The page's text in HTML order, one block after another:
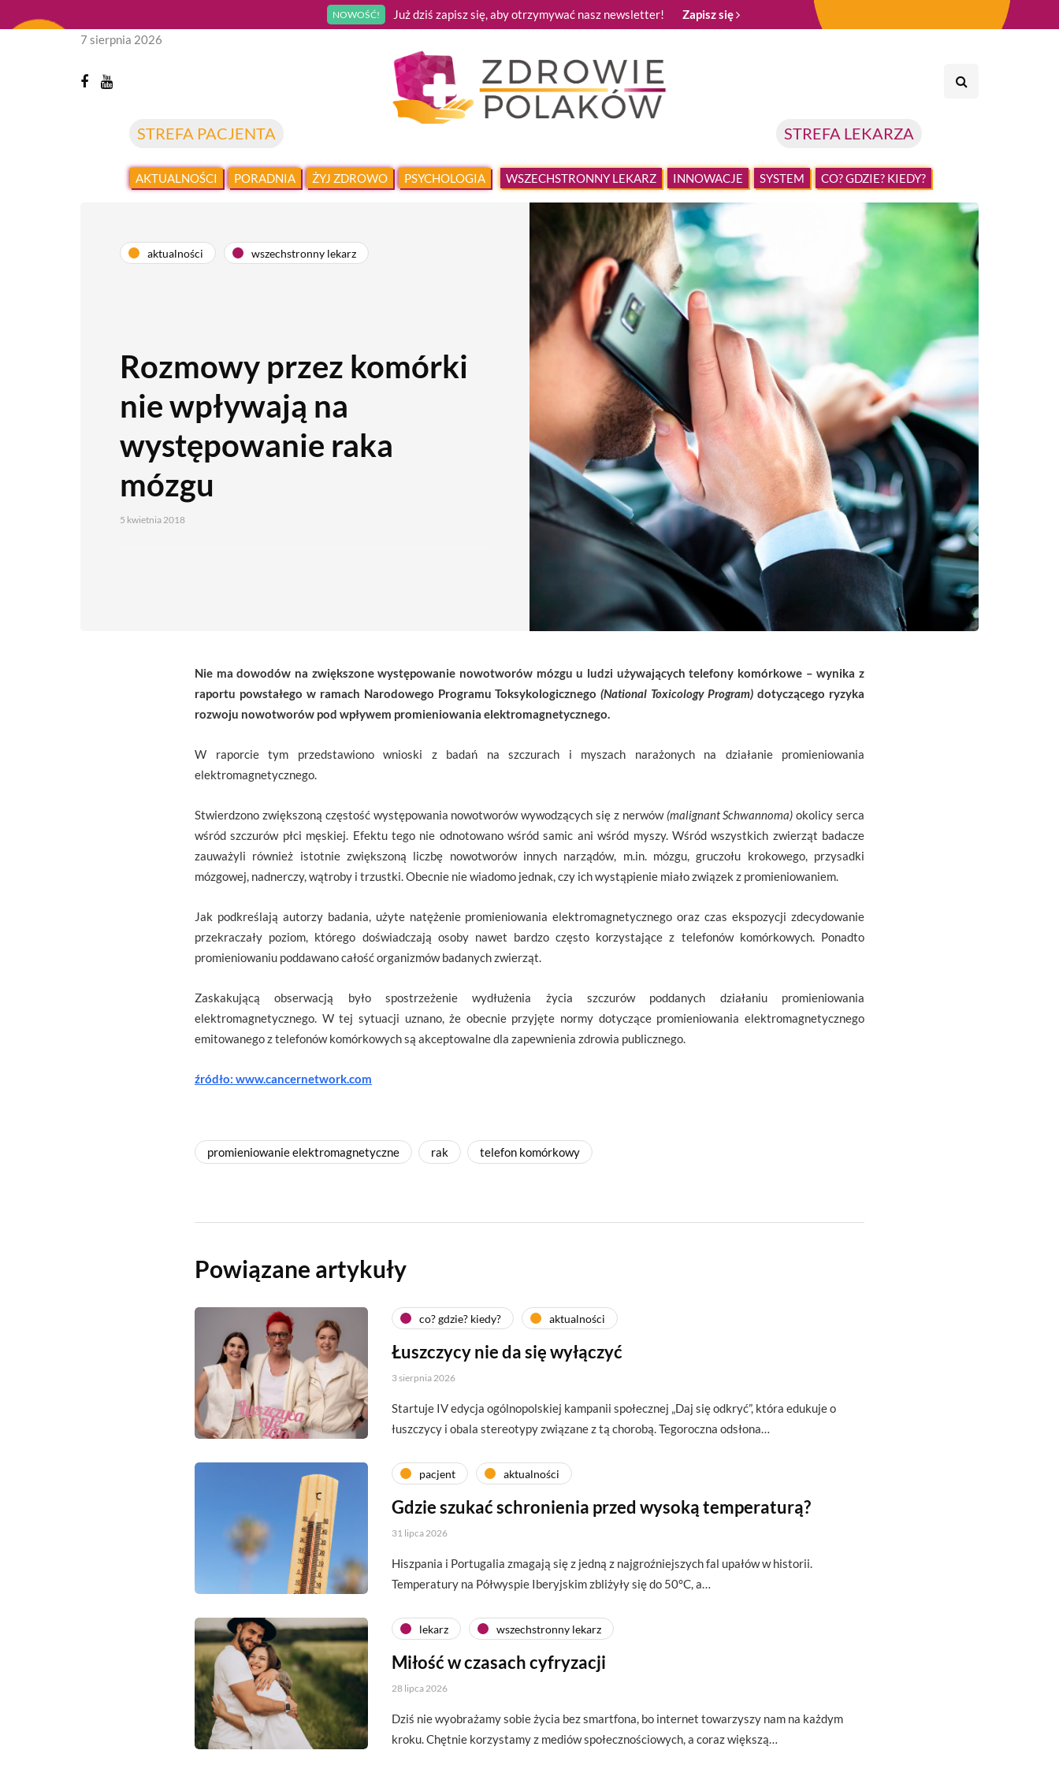
NOWOŚĆ! Już dziś zapisz się, aby otrzymywać nasz newsletter! Zapisz się
STREFA PACJENTA STREFA LEKARZA
7 sierpnia 2026
AKTUALNOŚCI PORADNIA ŻYJ ZDROWO PSYCHOLOGIA WSZECHSTRONNY LEKARZ INNOWACJE SYSTEM CO? GDZIE? KIEDY?
aktualności wszechstronny lekarz
Rozmowy przez komórki
nie wpływają na
występowanie raka
mózgu
5 kwietnia 2018
Nie ma dowodów na zwiększone występowanie nowotworów mózgu u ludzi używających telefony komórkowe – wynika z
raportu powstałego w ramach Narodowego Programu Toksykologicznego(National Toxicology Program)dotyczącego ryzyka
rozwoju nowotworów pod wpływem promieniowania elektromagnetycznego.
W raporcie tym przedstawiono wnioski z badań na szczurach i myszach narażonych na działanie promieniowania
elektromagnetycznego.
Stwierdzono zwiększoną częstość występowania nowotworów wywodzących się z nerwów (malignant Schwannoma) okolicy serca
wśród szczurów płci męskiej. Efektu tego nie odnotowano wśród samic ani wśród myszy. Wśród wszystkich zwierząt badacze
zauważyli również istotnie zwiększoną liczbę nowotworów innych narządów, m.in. mózgu, gruczołu krokowego, przysadki
mózgowej, nadnerczy, wątroby i trzustki. Obecnie nie wiadomo jednak, czy ich wystąpienie miało związek z promieniowaniem.
Jak podkreślają autorzy badania, użyte natężenie promieniowania elektromagnetycznego oraz czas ekspozycji zdecydowanie
przekraczały poziom, którego doświadczają osoby nawet bardzo często korzystające z telefonów komórkowych. Ponadto
promieniowaniu poddawano całość organizmów badanych zwierząt.
Zaskakującą obserwacją było spostrzeżenie wydłużenia życia szczurów poddanych działaniu promieniowania
elektromagnetycznego. W tej sytuacji uznano, że obecnie przyjęte normy dotyczące promieniowania elektromagnetycznego
emitowanego z telefonów komórkowych są akceptowalne dla zapewnienia zdrowia publicznego.
źródło: www.cancernetwork.com
promieniowanie elektromagnetyczne rak telefon komórkowy
Powiązane artykuły
co? gdzie? kiedy? aktualności
Łuszczycy nie da się wyłączyć
3 sierpnia 2026
Startuje IV edycja ogólnopolskiej kampanii społecznej „Daj się odkryć”, która edukuje o
łuszczycy i obala stereotypy związane z tą chorobą. Tegoroczna odsłona…
pacjent aktualności
Gdzie szukać schronienia przed wysoką temperaturą?
31 lipca 2026
Hiszpania i Portugalia zmagają się z jedną z najgroźniejszych fal upałów w historii.
Temperatury na Półwyspie Iberyjskim zbliżyły się do 50°C, a…
lekarz wszechstronny lekarz
Miłość w czasach cyfryzacji
28 lipca 2026
Dziś nie wyobrażamy sobie życia bez smartfona, bo internet towarzyszy nam na każdym
kroku. Chętnie korzystamy z mediów społecznościowych, a coraz większą…